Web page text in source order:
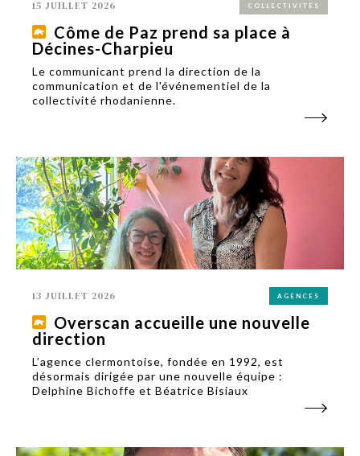
15 JUILLET 2026 COLLECTIVITÉS
Côme de Paz prend sa place à
Décines-Charpieu
Le communicant prend la direction de la
communication et de l'événementiel de la
collectivité rhodanienne.
13 JUILLET 2026 AGENCES
Overscan accueille une nouvelle
direction
L’agence clermontoise, fondée en 1992, est
désormais dirigée par une nouvelle équipe :
Delphine Bichoffe et Béatrice Bisiaux